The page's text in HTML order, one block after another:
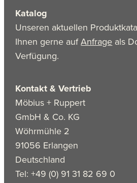
Katalog
Unseren aktuellen
Ihnen gerne aufAnfrage als
Verfügung.
Kontakt & Vertrieb
Möbius + Ruppert
GmbH & Co. KG
Wöhrmühle 2
91056 Erlangen
Deutschland
Tel: +49 (0) 91 31 82 69 0